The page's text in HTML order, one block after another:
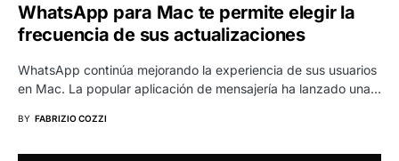
WhatsApp para Mac te permite elegir la
frecuencia de sus actualizaciones
WhatsApp continúa mejorando la experiencia de sus usuarios
en Mac. La popular aplicación de mensajería ha lanzado una…
BY FABRIZIO COZZI